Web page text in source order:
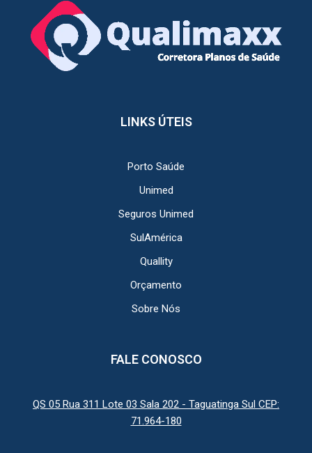
LINKS ÚTEIS
Porto Saúde
Unimed
Seguros Unimed
SulAmérica
Quallity
Orçamento
Sobre Nós
FALE CONOSCO
QS 05 Rua 311 Lote 03 Sala 202 - Taguatinga Sul CEP:
71.964-180